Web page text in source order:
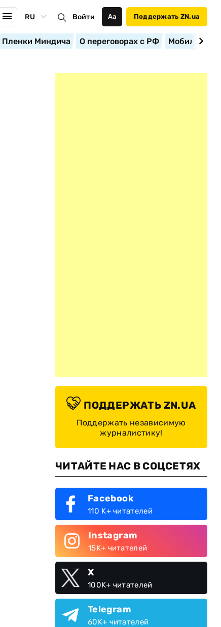
RU Войти Аа Поддержать ZN.ua
Пленки Миндича О переговорах с РФ
ПОДДЕРЖАТЬ ZN.UA
Поддержать независимую
журналистику!
ЧИТАЙТЕ НАС В СОЦСЕТЯХ
Facebook
110 K+ читателей
Instagram
15K+ читателей
X
100K+ читателей
Telegram
60K+ читателей